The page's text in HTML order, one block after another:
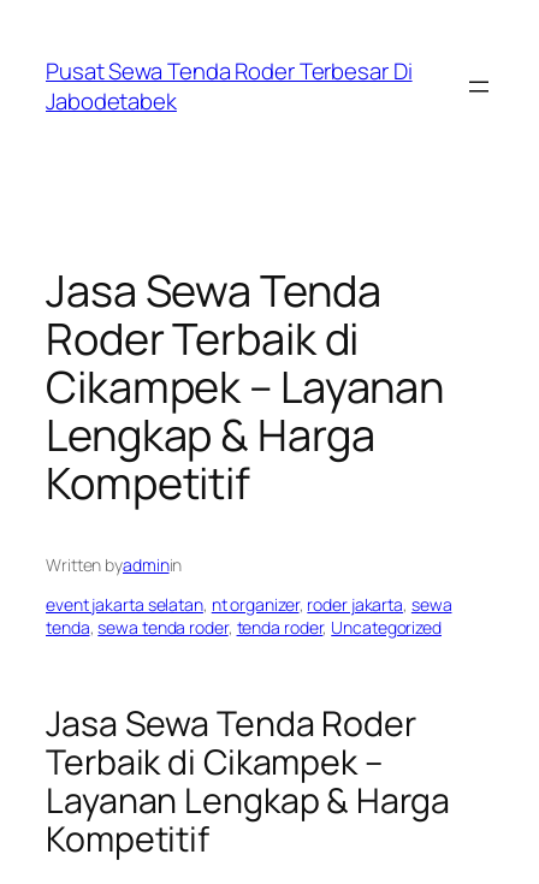
content
Pusat Sewa Tenda Roder Terbesar Di
Jabodetabek
Jasa Sewa Tenda
Roder Terbaik di
Cikampek – Layanan
Lengkap & Harga
Kompetitif
Written byadminin
event jakarta selatan, nt organizer, roder jakarta, sewa
tenda, sewa tenda roder, tenda roder, Uncategorized
Jasa Sewa Tenda Roder
Terbaik di Cikampek –
Layanan Lengkap & Harga
Kompetitif